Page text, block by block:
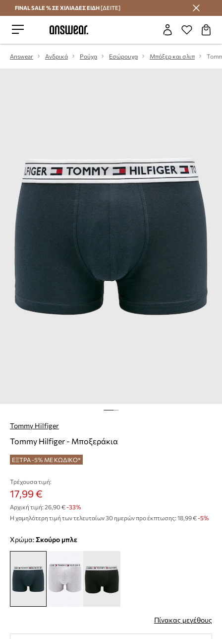
Εξοικονομήστε με το Answear Club
FINAL SALE % ΣΕ ΧΙΛΙΑΔΕΣ ΕΙΔΗ [ΔΕΙΤΕ]
Answear Ανδρικά Ρούχα Εσώρουχα Μπόξερ και σλιπ
Tommy Hilfiger
Tommy Hilfiger - Μποξεράκια
ΕΞΤΡΑ -5% ΜΕ ΚΩΔΙΚΟ*
Τρέχουσα τιμή:
17,99 €
Αρχική τιμή: 26,90 €-33%
Η χαμηλότερη τιμή των τελευταίων 30 ημερών προ έκπτωσης: 18,99 € -5%
Χρώμα: σκούρο μπλε
Πίνακας μεγέθους